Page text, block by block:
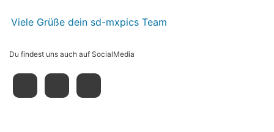
Viele Grüße dein sd-mxpics Team
Du findest uns auch auf SocialMedia